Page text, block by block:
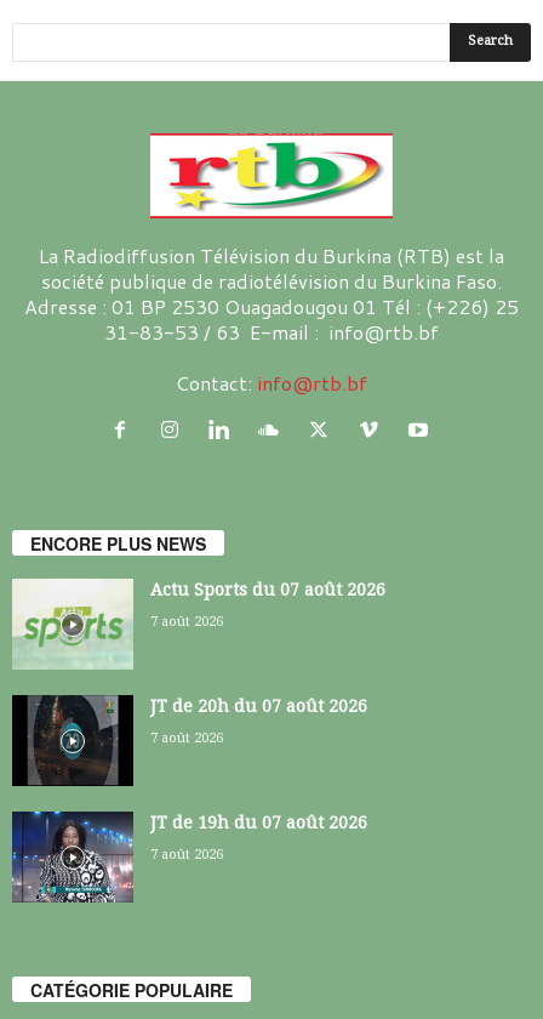
La Radiodiffusion Télévision du Burkina (RTB) est la
société publique de radiotélévision du Burkina Faso.
Adresse : 01 BP 2530 Ouagadougou 01 Tél : (+226) 25
31-83-53 / 63 E-mail : info@rtb.bf
Contact: info@rtb.bf
ENCORE PLUS NEWS
Actu Sports du 07 août 2026
7 août 2026
JT de 20h du 07 août 2026
7 août 2026
JT de 19h du 07 août 2026
7 août 2026
CATÉGORIE POPULAIRE